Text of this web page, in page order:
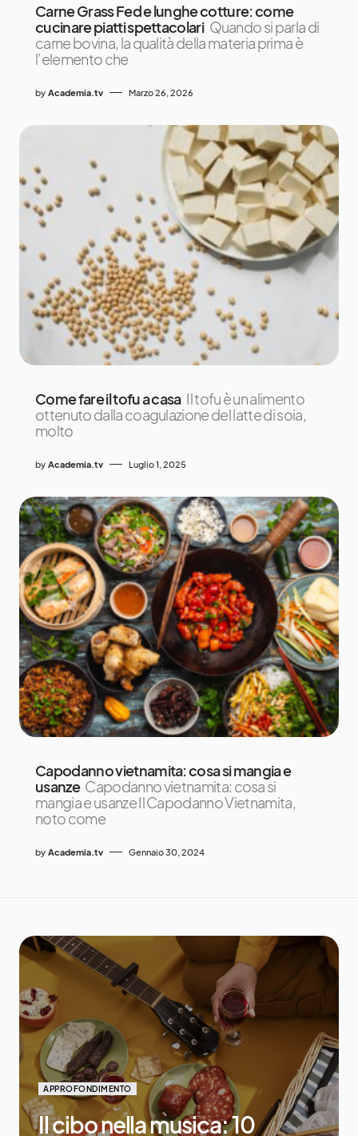
Carne Grass Fed e lunghe cotture: come
cucinare piatti spettacolari Quando si parla di
carne bovina, la qualità della materia prima è
l’elemento che
by Academia.tv Marzo 26, 2026
Come fare il tofu a casa Il tofu è un alimento
ottenuto dalla coagulazione del latte di soia,
molto
by Academia.tv Luglio 1, 2025
Capodanno vietnamita: cosa si mangia e
usanze Capodanno vietnamita: cosa si
mangia e usanze Il Capodanno Vietnamita,
noto come
by Academia.tv Gennaio 30, 2024
APPROFONDIMENTO
Il cibo nella musica: 10